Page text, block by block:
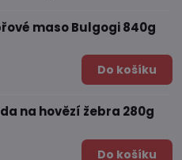
maso Bulgogi 840g
Do košíku
na hovězí žebra 280g
Do košíku